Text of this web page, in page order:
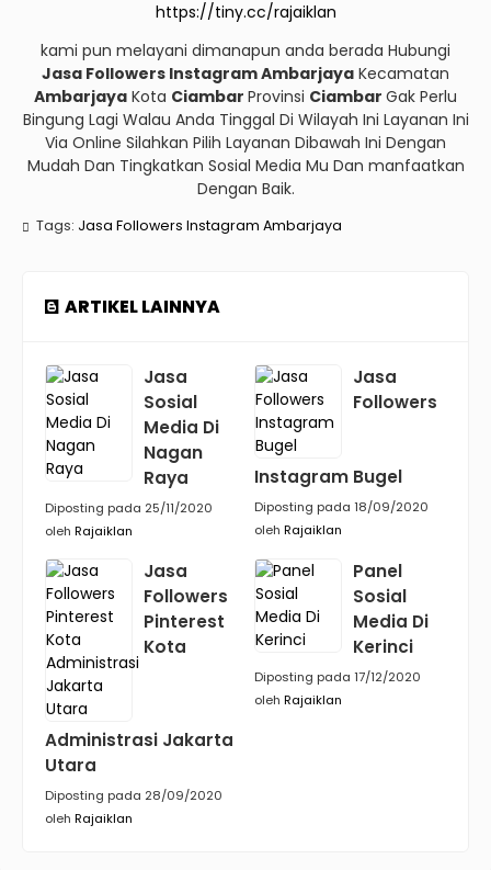
https://tiny.cc/rajaiklan
kami pun melayani dimanapun anda berada Hubungi
Jasa Followers Instagram Ambarjaya Kecamatan
Ambarjaya Kota Ciambar Provinsi Ciambar Gak Perlu
Bingung Lagi Walau Anda Tinggal Di Wilayah Ini Layanan Ini
Via Online Silahkan Pilih Layanan Dibawah Ini Dengan
Mudah Dan Tingkatkan Sosial Media Mu Dan manfaatkan
Dengan Baik.
Tags: Jasa Followers Instagram Ambarjaya
ARTIKEL LAINNYA
Jasa
Sosial
Media Di
Nagan
Raya
Diposting pada 25/11/2020
oleh Rajaiklan
Jasa
Followers
Instagram Bugel
Diposting pada 18/09/2020
oleh Rajaiklan
Jasa
Followers
Pinterest
Kota
Administrasi Jakarta
Utara
Diposting pada 28/09/2020
oleh Rajaiklan
Panel
Sosial
Media Di
Kerinci
Diposting pada 17/12/2020
oleh Rajaiklan